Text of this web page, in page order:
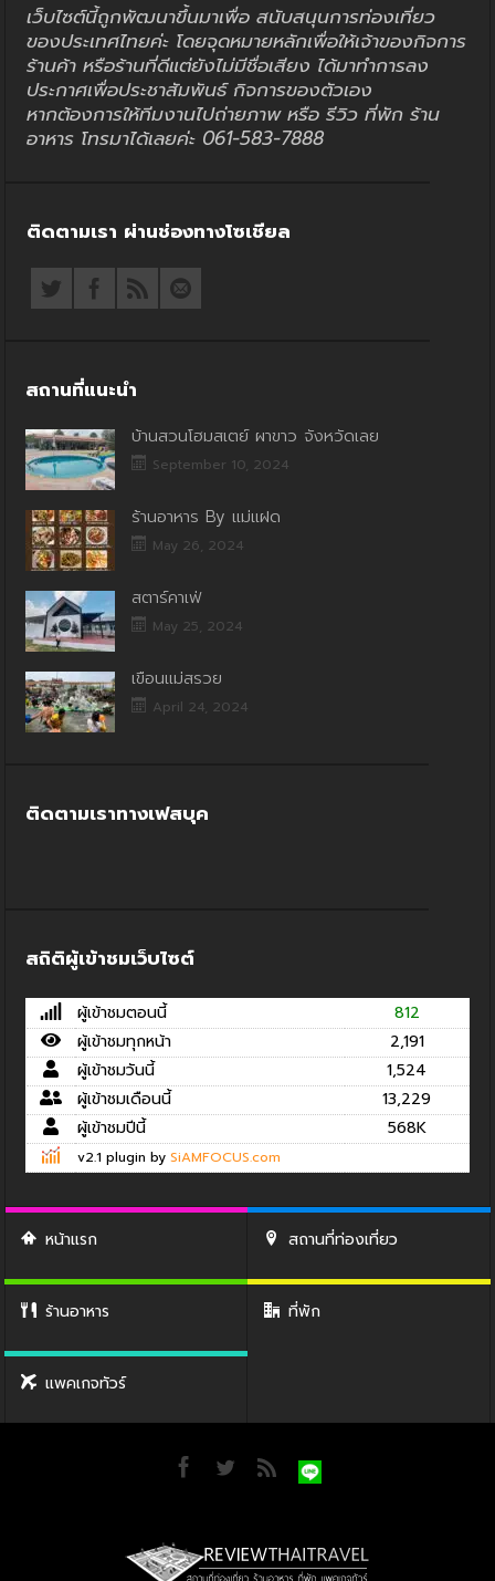
เว็บไซต์นี้ถูกพัฒนาขึ้นมาเพื่อ สนับสนุนการท่องเที่ยว
ของประเทศไทยค่ะ โดยจุดหมายหลักเพื่อให้เจ้าของกิจการ
ร้านค้า หรือร้านที่ดีแต่ยังไม่มีชื่อเสียง ได้มาทำการลง
ประกาศเพื่อประชาสัมพันธ์ กิจการของตัวเอง
หากต้องการให้ทีมงานไปถ่ายภาพ หรือ รีวิว ที่พัก ร้าน
อาหาร โทรมาได้เลยค่ะ 061-583-7888
ติดตามเรา ผ่านช่องทางโซเชียล
สถานที่แนะนำ
บ้านสวนโฮมสเตย์ ผาขาว จังหวัดเลย
September 10, 2024
ร้านอาหาร By แม่แฝด
May 26, 2024
สตาร์คาเฟ่
May 25, 2024
เขื่อนแม่สรวย
April 24, 2024
ติดตามเราทางเฟสบุค
สถิติผู้เข้าชมเว็บไซต์
ผู้เข้าชมตอนนี้
812
ผู้เข้าชมทุกหน้า
2,191
ผู้เข้าชมวันนี้
1,524
ผู้เข้าชมเดือนนี้
13,229
ผู้เข้าชมปีนี้
568K
v2.1 plugin by SiAMFOCUS.com
หน้าแรก สถานที่ท่องเที่ยว
ร้านอาหาร ที่พัก
แพคเกจทัวร์